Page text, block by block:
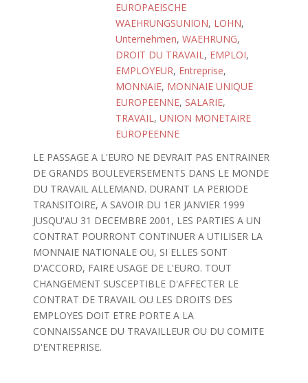
EUROPAEISCHE
WAEHRUNGSUNION, LOHN,
Unternehmen, WAEHRUNG,
DROIT DU TRAVAIL, EMPLOI,
EMPLOYEUR, Entreprise,
MONNAIE, MONNAIE UNIQUE
EUROPEENNE, SALARIE,
TRAVAIL, UNION MONETAIRE
EUROPEENNE
LE PASSAGE A L'EURO NE DEVRAIT PAS ENTRAINER
DE GRANDS BOULEVERSEMENTS DANS LE MONDE
DU TRAVAIL ALLEMAND. DURANT LA PERIODE
TRANSITOIRE, A SAVOIR DU 1ER JANVIER 1999
JUSQU'AU 31 DECEMBRE 2001, LES PARTIES A UN
CONTRAT POURRONT CONTINUER A UTILISER LA
MONNAIE NATIONALE OU, SI ELLES SONT
D'ACCORD, FAIRE USAGE DE L'EURO. TOUT
CHANGEMENT SUSCEPTIBLE D'AFFECTER LE
CONTRAT DE TRAVAIL OU LES DROITS DES
EMPLOYES DOIT ETRE PORTE A LA
CONNAISSANCE DU TRAVAILLEUR OU DU COMITE
D'ENTREPRISE.